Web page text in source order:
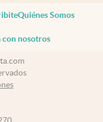
Quiénes Somos
con nosotros